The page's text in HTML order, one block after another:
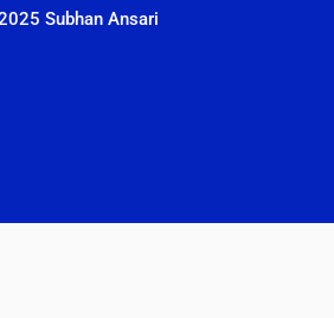
Subhan Ansari